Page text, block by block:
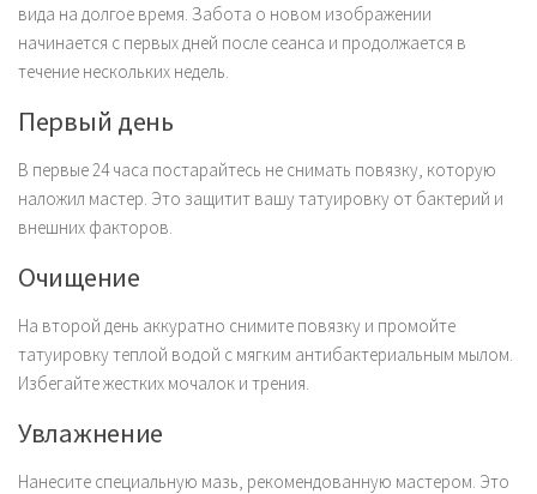
вида на долгое время. Забота о новом изображении
начинается с первых дней после сеанса и продолжается в
течение нескольких недель.
Первый день
В первые 24 часа постарайтесь не снимать повязку, которую
наложил мастер. Это защитит вашу татуировку от бактерий и
внешних факторов.
Очищение
На второй день аккуратно снимите повязку и промойте
татуировку теплой водой с мягким антибактериальным мылом.
Избегайте жестких мочалок и трения.
Увлажнение
Нанесите специальную мазь, рекомендованную мастером. Это